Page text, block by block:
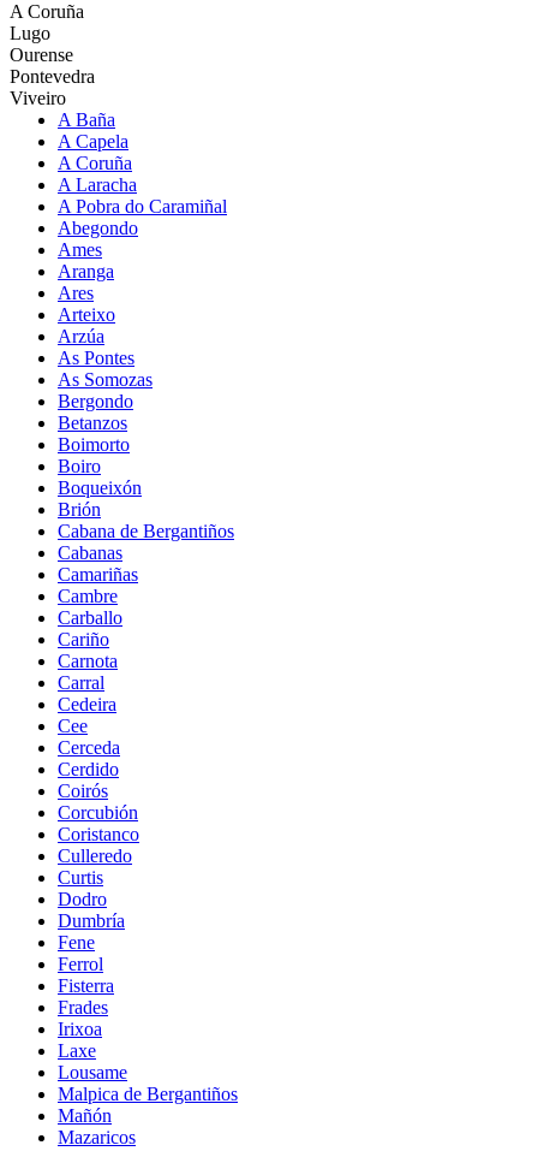
A Coruña
Lugo
Ourense
Pontevedra
Viveiro
A Baña
A Capela
A Coruña
A Laracha
A Pobra do Caramiñal
Abegondo
Ames
Aranga
Ares
Arteixo
Arzúa
As Pontes
As Somozas
Bergondo
Betanzos
Boimorto
Boiro
Boqueixón
Brión
Cabana de Bergantiños
Cabanas
Camariñas
Cambre
Carballo
Cariño
Carnota
Carral
Cedeira
Cee
Cerceda
Cerdido
Coirós
Corcubión
Coristanco
Culleredo
Curtis
Dodro
Dumbría
Fene
Ferrol
Fisterra
Frades
Irixoa
Laxe
Lousame
Malpica de Bergantiños
Mañón
Mazaricos